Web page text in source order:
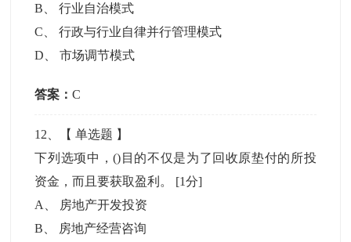
B 、行业自治模式
C 、行政与行业自律并行管理模式
D 、市场调节模式
答案：C
12 、【单选题 】
下列选项中，()目的不仅是为了回收原垫付的所投
资金，而且要获取盈利。 [1分]
A
房地产开发投资
B
房地产经营咨询